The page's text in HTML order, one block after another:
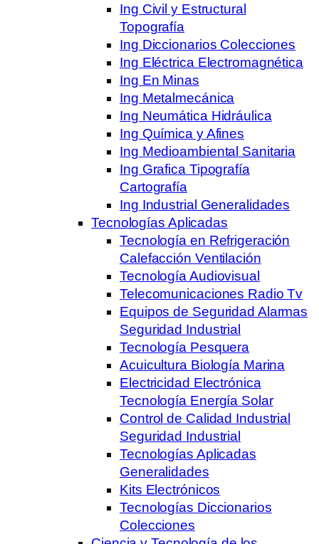
Ing Civil y Estructural
Topografía
Ing Diccionarios Colecciones
Ing Eléctrica Electromagnética
Ing En Minas
Ing Metalmecánica
Ing Neumática Hidráulica
Ing Química y Afines
Ing Medioambiental Sanitaria
Ing Grafica Tipografía
Cartografía
Ing Industrial Generalidades
Tecnologías Aplicadas
Tecnología en Refrigeración
Calefacción Ventilación
Tecnología Audiovisual
Telecomunicaciones Radio Tv
Equipos de Seguridad Alarmas
Seguridad Industrial
Tecnología Pesquera
Acuicultura Biología Marina
Electricidad Electrónica
Tecnología Energía Solar
Control de Calidad Industrial
Seguridad Industrial
Tecnologías Aplicadas
Generalidades
Kits Electrónicos
Tecnologías Diccionarios
Colecciones